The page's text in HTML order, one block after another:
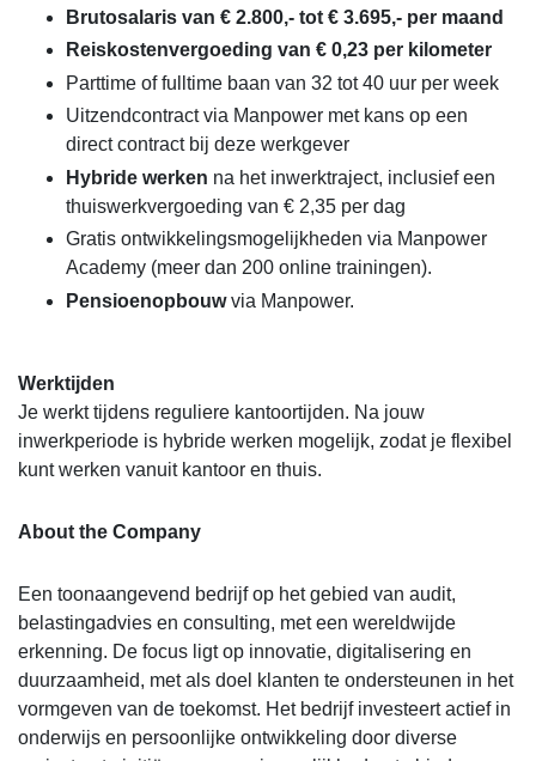
Brutosalaris van € 2.800,- tot € 3.695,- per maand
Reiskostenvergoeding van € 0,23 per kilometer
Parttime of fulltime baan van 32 tot 40 uur per week
Uitzendcontract via Manpower met kans op een
direct contract bij deze werkgever
Hybride werken na het inwerktraject, inclusief een
thuiswerkvergoeding van € 2,35 per dag
Gratis ontwikkelingsmogelijkheden via Manpower
Academy (meer dan 200 online trainingen).
Pensioenopbouwvia Manpower.
Werktijden
Je werkt tijdens reguliere kantoortijden. Na jouw
inwerkperiode is hybride werken mogelijk, zodat je flexibel
kunt werken vanuit kantoor en thuis.
About the Company
Een toonaangevend bedrijf op het gebied van audit,
belastingadvies en consulting, met een wereldwijde
erkenning. De focus ligt op innovatie, digitalisering en
duurzaamheid, met als doel klanten te ondersteunen in het
vormgeven van de toekomst. Het bedrijf investeert actief in
onderwijs en persoonlijke ontwikkeling door diverse